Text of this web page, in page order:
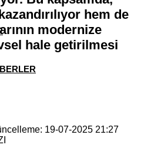
hem de
modernize
hale getirilmesi
19-07-2025 21:27